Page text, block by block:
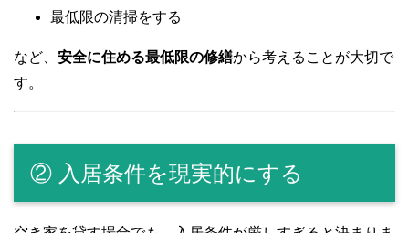
最低限の清掃をする
など、 安全に住める最低限の修繕から考えることが大切で
す。
② 入居条件を現実的にする